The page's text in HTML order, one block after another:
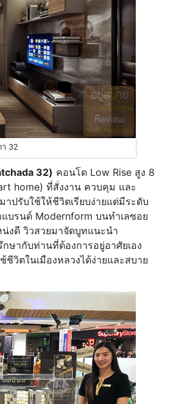
32
32) คอนโด Low Rise สูง 8
home) ที่สั่งงาน ควบคุม และ
ปรับใช้ให้ชีวิตเรียบง่ายแต่มีระดับ
บรนด์ Modernform บนทำเลซอย
งดี วิวสวยมาจัดบูทแนะนำ
ษากับท่านที่ต้องการอยู่อาศัยเอง
วิตในเมืองหลวงได้ง่ายและสบาย